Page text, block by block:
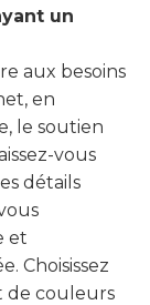
un
aux besoins
en
le soutien
vous
détails
et
Choisissez
de couleurs